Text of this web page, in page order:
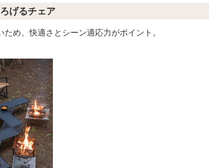
げるチェア
め、快適さとシーン適応力がポイント。